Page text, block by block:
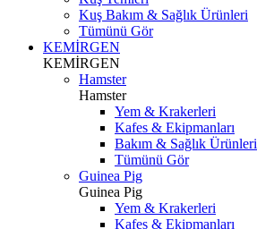
Kuş Bakım & Sağlık Ürünleri
Tümünü Gör
KEMİRGEN
KEMİRGEN
Hamster
Hamster
Yem & Krakerleri
Kafes & Ekipmanları
Bakım & Sağlık Ürünleri
Tümünü Gör
Guinea Pig
Guinea Pig
Yem & Krakerleri
Kafes & Ekipmanları